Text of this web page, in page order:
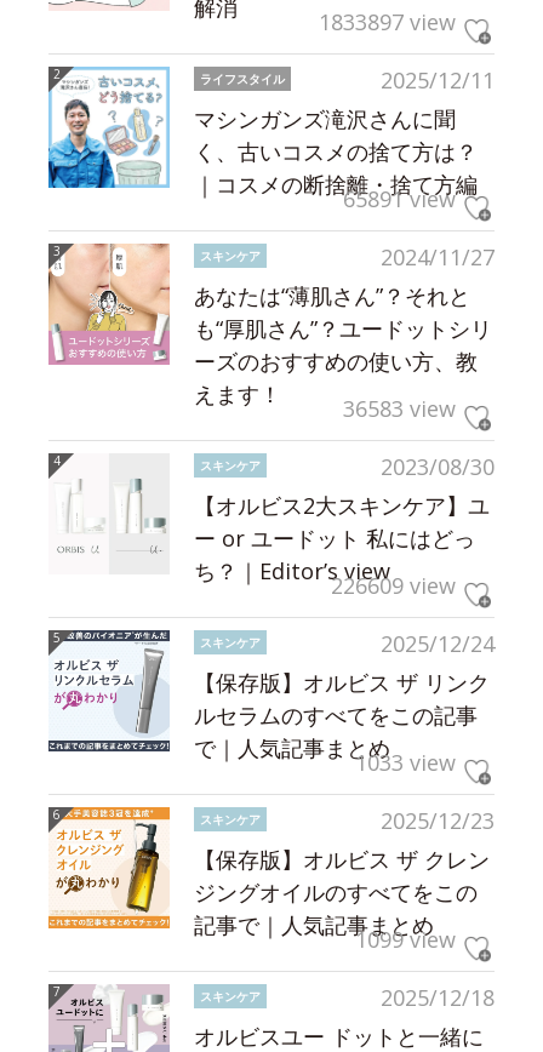
解消
1833897 view
2025/12/11
ライフスタイル
マシンガンズ滝沢さんに聞
く、古いコスメの捨て方は？
｜コスメの断捨離・捨て方編
65891 view
2024/11/27
スキンケア
あなたは“薄肌さん”？それと
も“厚肌さん”？ユードットシリ
ーズのおすすめの使い方、教
えます！
36583 view
2023/08/30
スキンケア
【オルビス2大スキンケア】ユ
ー or ユードット 私にはどっ
ち？｜Editor’s view226609 view
2025/12/24
スキンケア
【保存版】オルビス ザ リンク
ルセラムのすべてをこの記事
で｜人気記事まとめ1033 view
2025/12/23
スキンケア
【保存版】オルビス ザ クレン
ジングオイルのすべてをこの
記事で｜人気記事まとめ
1099 view
2025/12/18
スキンケア
オルビスユー ドットと一緒に